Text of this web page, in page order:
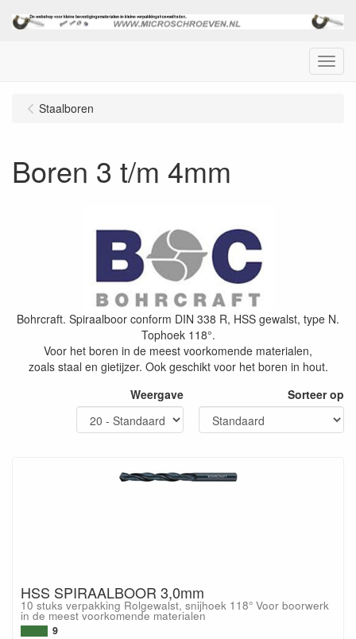
Menu
Staalboren
Boren 3 t/m 4mm
Bohrcraft. Spiraalboor conform DIN 338 R, HSS gewalst, type N.
Tophoek 118°.
Voor het boren in de meest voorkomende materialen,
zoals staal en gietijzer. Ook geschikt voor het boren in hout.
Weergave
Sorteer op
HSS SPIRAALBOOR 3,0mm
10 stuks verpakking Rolgewalst, snijhoek 118° Voor boorwerk
in de meest voorkomende materialen
9